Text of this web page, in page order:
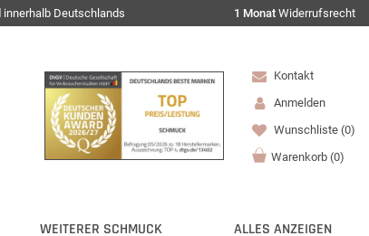
innerhalb Deutschlands 1 Monat Widerrufsrecht
Kontakt
Anmelden
Wunschliste (0)
Warenkorb (0)
WEITERER SCHMUCK ALLES ANZEIGEN